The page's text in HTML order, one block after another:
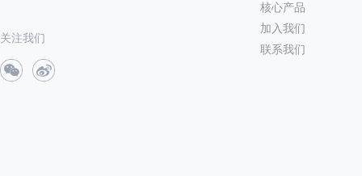
关注我们
核心产品
加入我们
联系我们